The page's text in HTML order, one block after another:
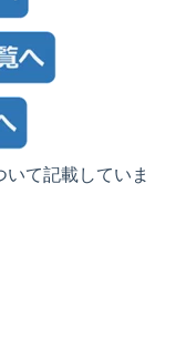
て記載していま